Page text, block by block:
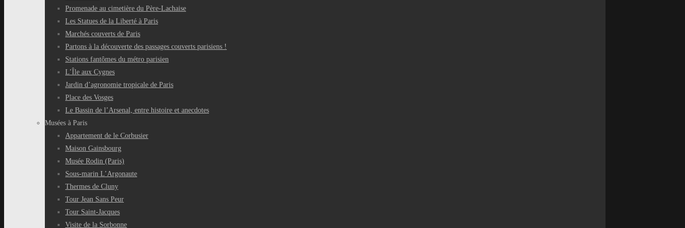
Promenade au cimetière du Père-Lachaise
Les Statues de la Liberté à Paris
Marchés couverts de Paris
Partons à la découverte des passages couverts parisiens !
Stations fantômes du métro parisien
L’Île aux Cygnes
Jardin d’agronomie tropicale de Paris
Place des Vosges
Le Bassin de l’Arsenal, entre histoire et anecdotes
Musées à Paris
Appartement de le Corbusier
Maison Gainsbourg
Musée Rodin (Paris)
Sous-marin L’Argonaute
Thermes de Cluny
Tour Jean Sans Peur
Tour Saint-Jacques
Visite de la Sorbonne